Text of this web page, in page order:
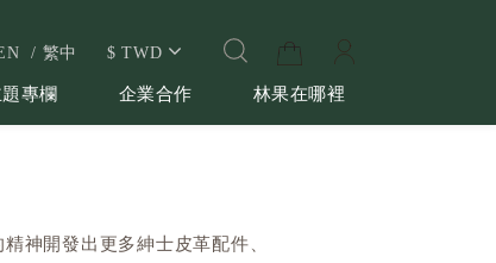
繁中 $ TWD
題專欄 企業合作 林果在哪裡
神開發出更多紳士皮革配件、